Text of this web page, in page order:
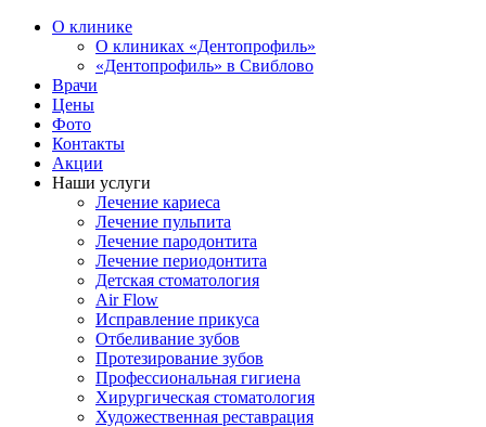
О клинике
О клиниках «Дентопрофиль»
«Дентопрофиль» в Свиблово
Врачи
Цены
Фото
Контакты
Акции
Наши услуги
Лечение кариеса
Лечение пульпита
Лечение пародонтита
Лечение периодонтита
Детская стоматология
Air Flow
Исправление прикуса
Отбеливание зубов
Протезирование зубов
Профессиональная гигиена
Хирургическая стоматология
Художественная реставрация